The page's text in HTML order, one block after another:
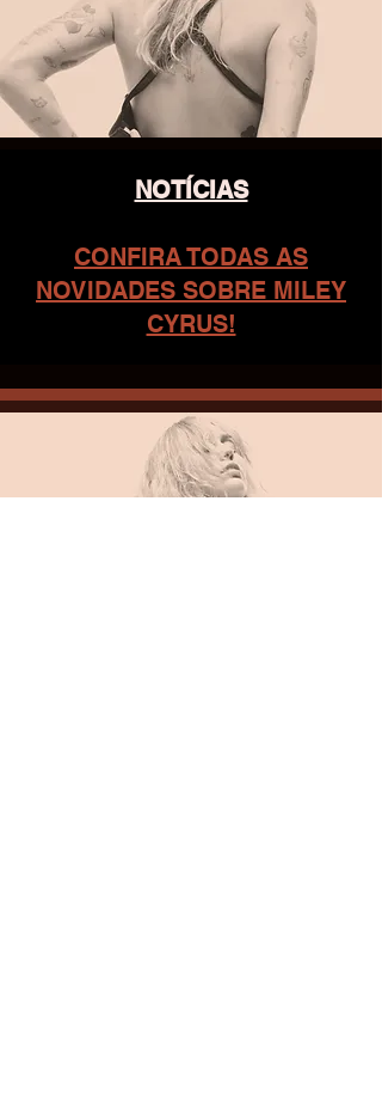
NOTÍCIAS
CONFIRA TODAS AS
NOVIDADES SOBRE MILEY
CYRUS!